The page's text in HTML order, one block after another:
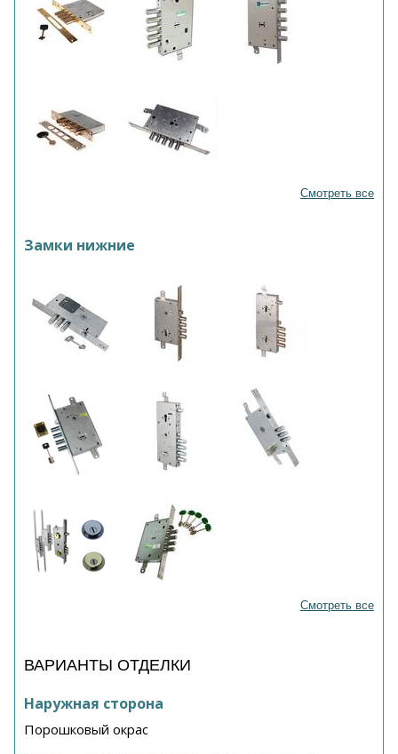
Смотреть все
Замки нижние
Смотреть все
ВАРИАНТЫ ОТДЕЛКИ
Наружная сторона
Порошковый окрас